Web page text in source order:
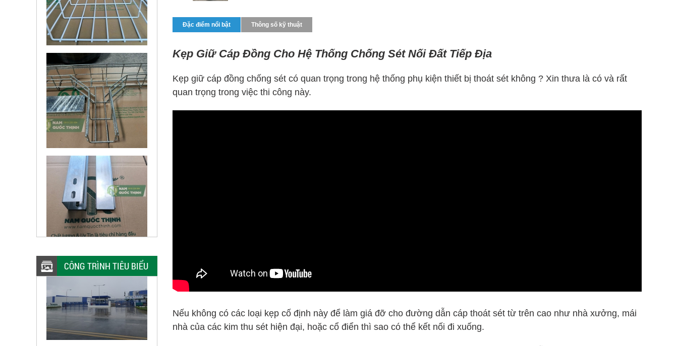
CÔNG TRÌNH TIÊU BIỂU
Đặc điểm nổi bật Thông số kỹ thuật
Kẹp Giữ Cáp Đồng Cho Hệ Thống Chống Sét Nối Đất Tiếp Địa
Kẹp giữ cáp đồng chống sét có quan trọng trong hệ thống phụ kiện thiết bị thoát sét không ? Xin thưa là có và rất
quan trọng trong việc thi công này.
Nếu không có các loại kẹp cố định này để làm giá đỡ cho đường dẫn cáp thoát sét từ trên cao như nhà xưởng, mái
nhà của các kim thu sét hiện đại, hoặc cổ điển thì sao có thể kết nối đi xuống.